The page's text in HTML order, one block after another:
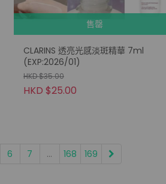
售罄
CLARINS 透亮光感淡斑精華 7ml
(EXP:2026/01)
HKD $35.00
HKD $25.00
6 7 ... 168 169